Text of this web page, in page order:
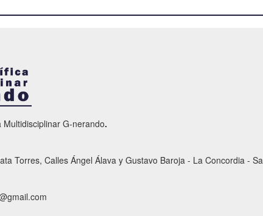
Multidisciplinar G-nerando.
Torres, Calles Ángel Álava y Gustavo Baroja - La Concordia -